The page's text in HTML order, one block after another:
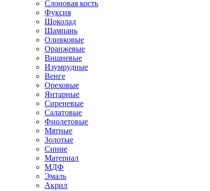
Слоновая кость
Фуксия
Шоколад
Шампань
Оливковые
Оранжевые
Вишневые
Изумрудные
Венге
Ореховые
Янтарные
Сиреневые
Салатовые
Фиолетовые
Мятные
Золотые
Синие
Материал
МДФ
Эмаль
Акрил